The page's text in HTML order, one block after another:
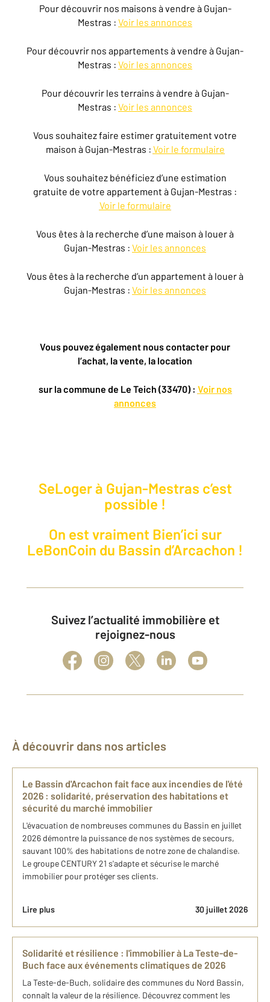
Pour découvrir nos maisons à vendre à Gujan-
Mestras : Voir les annonces
Pour découvrir nos appartements à vendre à Gujan-
Mestras : Voir les annonces
Pour découvrir les terrains à vendre à Gujan-
Mestras : Voir les annonces
Vous souhaitez faire estimer gratuitement votre
maison à Gujan-Mestras : Voir le formulaire
Vous souhaitez bénéficiez d’une estimation
gratuite de votre appartement à Gujan-Mestras :
Voir le formulaire
Vous êtes à la recherche d’une maison à louer à
Gujan-Mestras : Voir les annonces
Vous êtes à la recherche d’un appartement à louer à
Gujan-Mestras : Voir les annonces
Vous pouvez également nous contacter pour
l’achat, la vente, la location
sur la commune de Le Teich (33470) : Voir nos
annonces
SeLoger à Gujan-Mestras c’est
possible !
On est vraiment Bien’ici sur
LeBonCoin du Bassin d’Arcachon !
Suivez l’actualité immobilière et
rejoignez-nous
À découvrir dans nos articles
Le Bassin d'Arcachon fait face aux incendies de l'été
2026 : solidarité, préservation des habitations et
sécurité du marché immobilier
L'évacuation de nombreuses communes du Bassin en juillet
2026 démontre la puissance de nos systèmes de secours,
sauvant 100% des habitations de notre zone de chalandise.
Le groupe CENTURY 21 s'adapte et sécurise le marché
immobilier pour protéger ses clients.
Lire plus 30 juillet 2026
Solidarité et résilience : l'immobilier à La Teste-de-
Buch face aux événements climatiques de 2026
La Teste-de-Buch, solidaire des communes du Nord Bassin,
connaît la valeur de la résilience. Découvrez comment les